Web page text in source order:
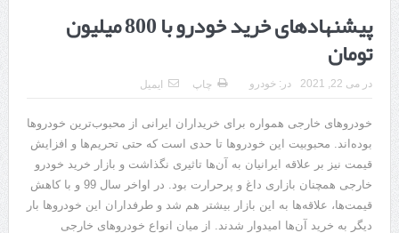
کلاس تیزهوشان برای چه دانش‌آموزانی ضروری‌تر است؟
آشنایی با هنر عاج کاری
7 سوئیت محبوب مشهد نزدیک حرم با غذا و نظر مسافران
درمان ترک های پوستی با لیزر در مشهد | لیزر فوتونا برای بهبود قطعی
استریا
طراحی در خدمت نظم؛ از قفسه ‌های یک‌ طرفه تا دو طرفه، روایت
هوشمندی در معماری فروشگاه
پیشنهادهای خرید خودرو با 800 میلیون
تومان
در می 22, 2021 در: خودرو چاپ ایمیل
خودروهای خارجی همواره برای خریداران ایرانی از محبوب‌ترین خودروها
بوده‌اند. محبوبیت این خودروها تا حدی است که حتی تحریم‌ها و افزایش
قیمت نیز بر علاقه ایرانیان به آن‌ها تاثیری نگذاشت و بازار خرید خودرو
خارجی همچنان بازاری داغ و پرحرارت بود. در اواخر سال 99 و با کاهش
قیمت‌ها، علاقه‌ها به این بازار بیشتر هم شد و طرفداران این خودروها بار
دیگر به خرید آن‌ها امیدوار شدند. از میان انواع خودروهای خارجی